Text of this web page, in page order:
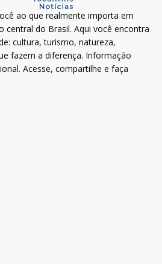
ao que realmente importa em
central do Brasil. Aqui você encontra
cultura, turismo, natureza,
fazem a diferença. Informação
Acesse, compartilhe e faça